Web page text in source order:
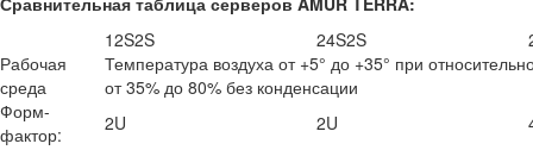
12S2S
24S2S
Рабочая
среда
Температура воздуха от +5° до +35° при
от 35% до 80% без конденсации
Форм-
фактор:
2U 2U